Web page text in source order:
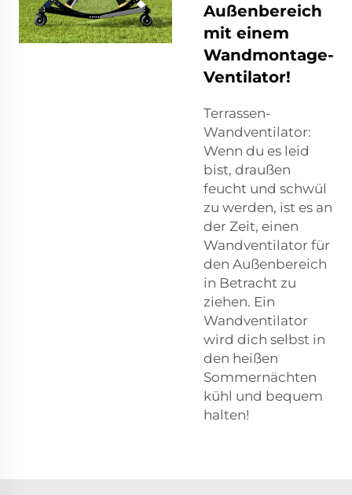
Außenbereich
mit einem
Wandmontage-
Ventilator!
Terrassen-
Wandventilator:
Wenn du es leid
bist, draußen
feucht und schwül
zu werden, ist es an
der Zeit, einen
Wandventilator für
den Außenbereich
in Betracht zu
ziehen. Ein
Wandventilator
wird dich selbst in
den heißen
Sommernächten
kühl und bequem
halten!